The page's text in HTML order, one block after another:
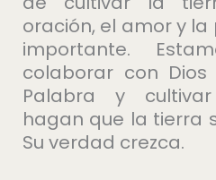
oración, el amor y
importante.
colaborar con
Palabra y
hagan que la tierra
Su verdad crezca.